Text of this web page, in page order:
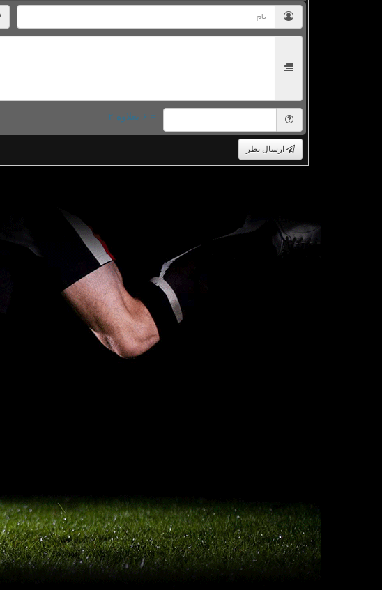
= ۶ بعلاوه ۲
ارسال نظر